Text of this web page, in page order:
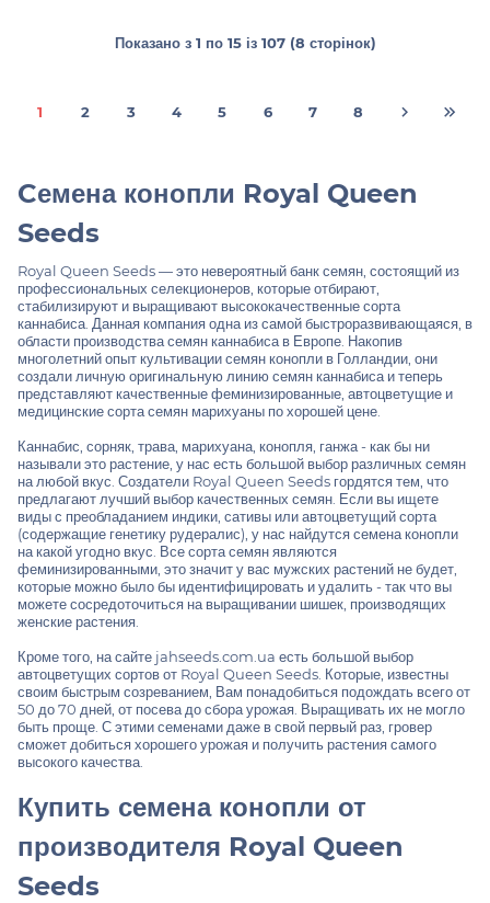
Показано з 1 по 15 із 107 (8 сторінок)
1 2 3 4 5 6 7 8
Cемена конопли Royal Queen
Seeds
Royal Queen Seeds — это невероятный банк семян, состоящий из
профессиональных селекционеров, которые отбирают,
стабилизируют и выращивают высококачественные сорта
каннабиса. Данная компания одна из самой быстроразвивающаяся, в
области производства семян каннабиса в Европе. Накопив
многолетний опыт культивации семян конопли в Голландии, они
создали личную оригинальную линию семян каннабиса и теперь
представляют качественныефеминизированные автоцветущие и
медицинские сорта семян марихуаны по хорошей цене.
Каннабис, сорняк, трава, марихуана, конопля, ганжа - как бы ни
называли это растение, у нас есть большой выбор различных семян
на любой вкус. Создатели Royal Queen Seeds гордятся тем, что
предлагают лучший выбор качественных семян. Если вы ищете
виды с преобладанием индики, сативы или автоцветущий сорта
(содержащие генетику рудералис), у нас найдутся семена конопли
на какой угодно вкус. Все сорта семян являются
феминизированными, это значит у вас мужских растений не будет,
которые можно было бы идентифицировать и удалить - так что вы
можете сосредоточиться на выращивании шишек, производящих
женские растения.
Кроме того, на сайте jahseeds.com.ua есть большой выбор
автоцветущих сортов от Royal Queen Seeds. Которые, известны
своим быстрым созреванием, Вам понадобиться подождать всего от
50 до 70 дней, от посева до сбора урожая. Выращивать их не могло
быть проще. С этими семенами даже в свой первый раз, гровер
сможет добиться хорошего урожая и получить растения самого
высокого качества.
Купить семена конопли от
производителя Royal Queen
Seeds